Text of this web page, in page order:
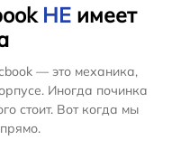
НЕимеет
— это механика,
Иногда починка
стоит. Вот когда мы